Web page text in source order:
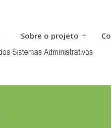
Sobre o projeto +